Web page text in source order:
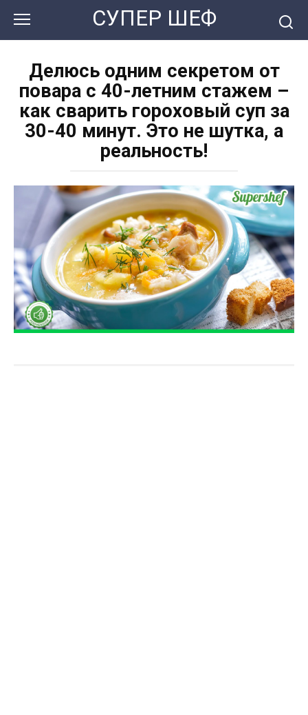
контенту
СУПЕР ШЕФ
Делюсь одним секретом от
повара с 40-летним стажем –
как сварить гороховый суп за
30-40 минут. Это не шутка, а
реальность!